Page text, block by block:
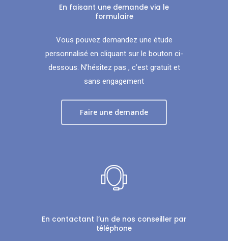
En faisant une demande via le
formulaire
Vous pouvez demandez une étude
personnalisé en cliquant sur le bouton ci-
dessous. N’hésitez pas , c’est gratuit et
sans engagement
Faire une demande
En contactant l’un de nos conseiller par
téléphone